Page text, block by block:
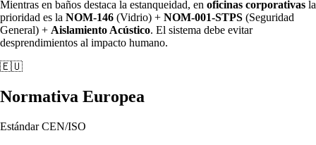
Mientras en baños destaca la estanqueidad, en oficinas corporativas la
prioridad es la NOM-146 (Vidrio) + NOM-001-STPS (Seguridad
General) + Aislamiento Acústico. El sistema debe evitar
desprendimientos al impacto humano.
🇪🇺
Normativa Europea
Estándar CEN/ISO